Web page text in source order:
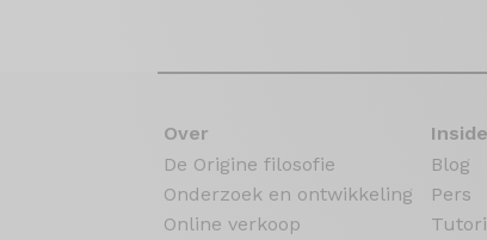
Over
De Origine filosofie
Onderzoek en ontwikkeling
Online verkoop
Blog
Pers